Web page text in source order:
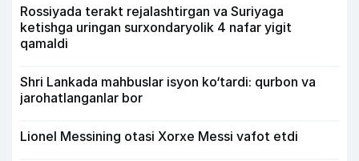
Rossiyada terakt rejalashtirgan va Suriyaga
ketishga uringan surxondaryolik 4 nafar yigit
qamaldi
Shri Lankada mahbuslar isyon ko‘tardi: qurbon va
jarohatlanganlar bor
Lionel Messining otasi Xorxe Messi vafot etdi